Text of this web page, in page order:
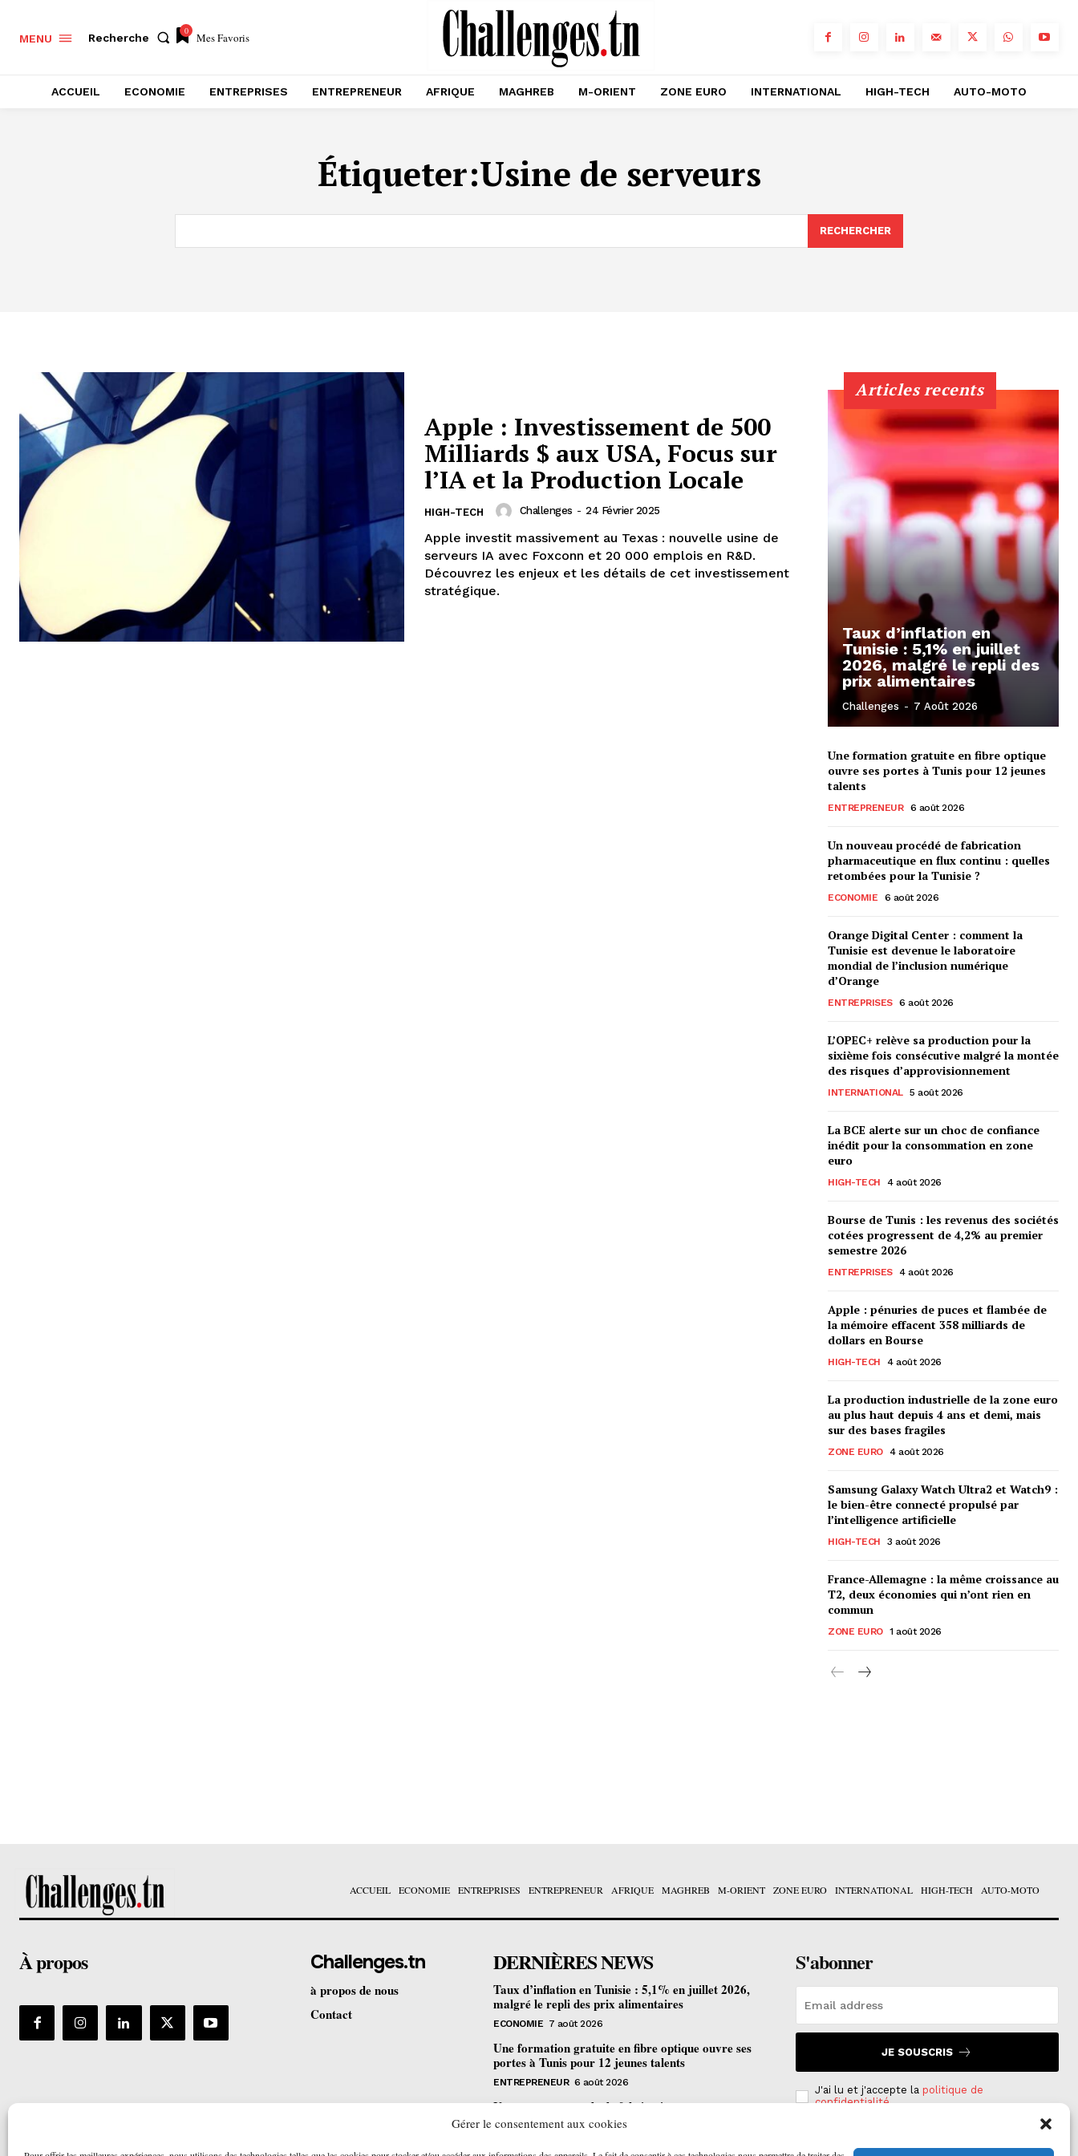
Gérer le consentement aux cookies
MENU Recherche
0 Mes Favoris
ACCUEIL ECONOMIE ENTREPRISES ENTREPRENEUR AFRIQUE MAGHREB M-ORIENT ZONE EURO INTERNATIONAL HIGH-TECH AUTO-MOTO
Étiqueter:Usine de serveurs
RECHERCHER
Apple : Investissement de 500
Milliards $ aux USA, Focus sur
l’IA et la Production Locale
HIGH-TECH Challenges - 24 Février 2025
Apple investit massivement au Texas : nouvelle usine de
serveurs IA avec Foxconn et 20 000 emplois en R&D.
Découvrez les enjeux et les détails de cet investissement
stratégique.
Articles recents
Taux d’inflation en
Tunisie : 5,1% en juillet
2026, malgré le repli des
prix alimentaires
Challenges - 7 Août 2026
Une formation gratuite en fibre optique
ouvre ses portes à Tunis pour 12 jeunes
talents
ENTREPRENEUR 6 août 2026
Un nouveau procédé de fabrication
pharmaceutique en flux continu : quelles
retombées pour la Tunisie ?
ECONOMIE 6 août 2026
Orange Digital Center : comment la
Tunisie est devenue le laboratoire
mondial de l’inclusion numérique
d’Orange
ENTREPRISES 6 août 2026
L’OPEC+ relève sa production pour la
sixième fois consécutive malgré la montée
des risques d’approvisionnement
INTERNATIONAL 5 août 2026
La BCE alerte sur un choc de confiance
inédit pour la consommation en zone
euro
HIGH-TECH 4 août 2026
Bourse de Tunis : les revenus des sociétés
cotées progressent de 4,2% au premier
semestre 2026
ENTREPRISES 4 août 2026
Apple : pénuries de puces et flambée de
la mémoire effacent 358 milliards de
dollars en Bourse
HIGH-TECH 4 août 2026
La production industrielle de la zone euro
au plus haut depuis 4 ans et demi, mais
sur des bases fragiles
ZONE EURO 4 août 2026
Samsung Galaxy Watch Ultra2 et Watch9 :
le bien-être connecté propulsé par
l’intelligence artificielle
HIGH-TECH 3 août 2026
France-Allemagne : la même croissance au
T2, deux économies qui n’ont rien en
commun
ZONE EURO 1 août 2026
ACCUEIL ECONOMIE ENTREPRISES ENTREPRENEUR AFRIQUE MAGHREB M-ORIENT ZONE EURO INTERNATIONAL HIGH-TECH AUTO-MOTO
À propos Challenges.tn
à propos de nous
Contact
DERNIÈRES NEWS
Taux d’inflation en Tunisie : 5,1% en juillet 2026,
malgré le repli des prix alimentaires
ECONOMIE 7 août 2026
Une formation gratuite en fibre optique ouvre ses
portes à Tunis pour 12 jeunes talents
ENTREPRENEUR 6 août 2026
Un nouveau procédé de fabrication
pharmaceutique en flux continu : quelles
S'abonner
JE SOUSCRIS
J'ai lu et j'accepte la politique de
confidentialité.